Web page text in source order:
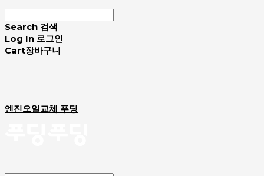
Search 검색
Log In 로그인
Cart장바구니
엔진오일교체 푸딩